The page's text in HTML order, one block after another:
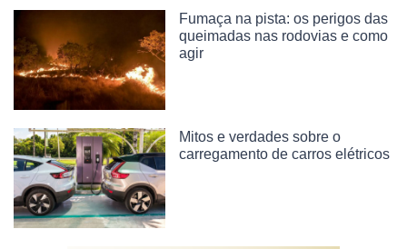
Fumaça na pista: os perigos das
queimadas nas rodovias e como
agir
Mitos e verdades sobre o
carregamento de carros elétricos